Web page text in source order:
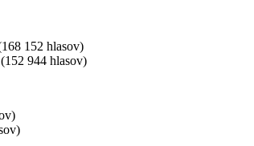
152 hlasov)
944 hlasov)